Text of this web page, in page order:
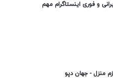
و فوری اینستاگرام مهم
منزل - جهان دپو